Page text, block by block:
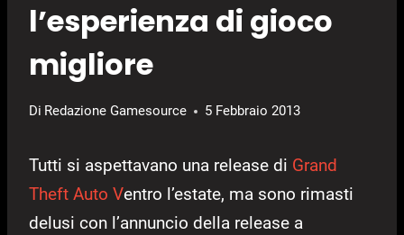
l’esperienza di gioco
migliore
Di Redazione Gamesource 5 Febbraio 2013
Tutti si aspettavano una release di Grand
Theft Auto Ventro l’estate, ma sono rimasti
delusi con l’annuncio della release a